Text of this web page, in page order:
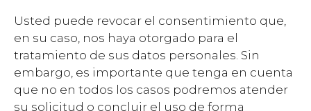
Usted puede revocar el consentimiento que,
en su caso, nos haya otorgado para el
tratamiento de sus datos personales. Sin
embargo, es importante que tenga en cuenta
que no en todos los casos podremos atender
su solicitud o concluir el uso de forma